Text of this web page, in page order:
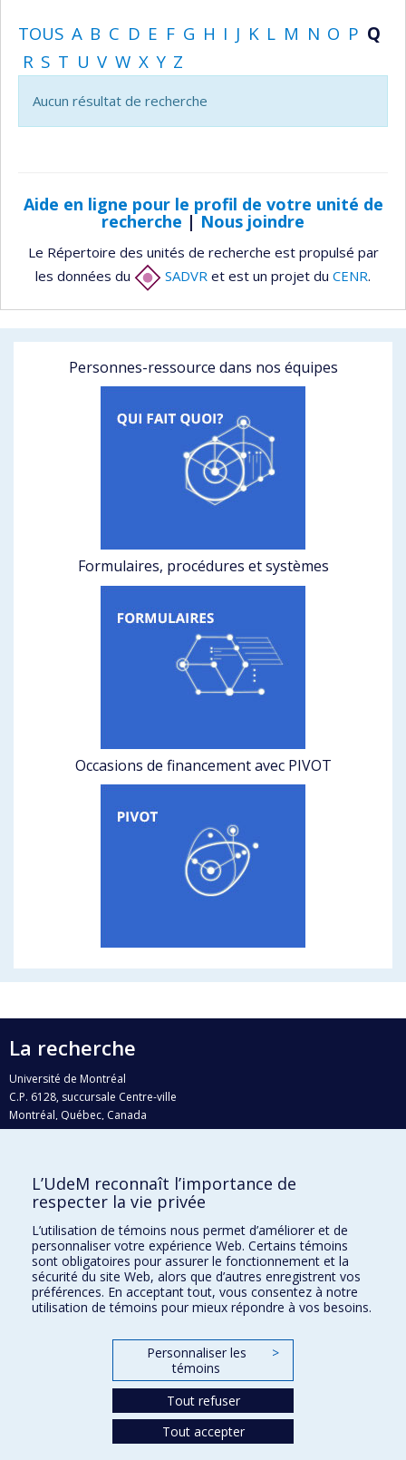
TOUS A B C D E F G H I J K L M N O P Q
R S T U V W X Y Z
Aucun résultat de recherche
Aide en ligne pour le profil de votre unité de
recherche | Nous joindre
Le Répertoire des unités de recherche est propulsé par
les données du
SADVR et est un projet du CENR.
Personnes-ressource dans nos équipes
Formulaires, procédures et systèmes
Occasions de financement avec PIVOT
La recherche
Université de Montréal
C.P. 6128, succursale Centre-ville
Montréal, Québec, Canada
H3C 3J7
Qui fait quoi?
Nous trouver
Plan du site
Accessibilité
L’UdeM reconnaît l’importance de
respecter la vie privée
L’utilisation de témoins nous permet d’améliorer et de
personnaliser votre expérience Web. Certains témoins
sont obligatoires pour assurer le fonctionnement et la
sécurité du site Web, alors que d’autres enregistrent vos
préférences. En acceptant tout, vous consentez à notre
utilisation de témoins pour mieux répondre à vos besoins.
Personnaliser les
témoins
>
Tout refuser
Tout accepter